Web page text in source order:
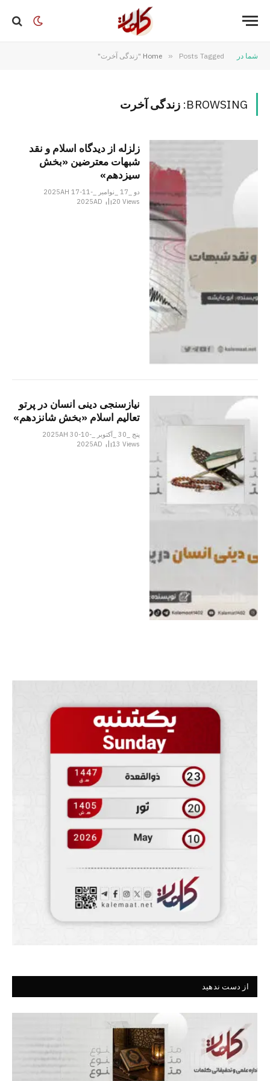
شما در Home » Posts Tagged "زندگی آخرت"
BROWSING: زندگی آخرت
زلزله از دیدگاه اسلام و نقد
شبهات معترضین «بخش
سیزدهم»
دو _17 _نوامبر _2025AH 17-11-
2025AD
20Views
نیازسنجی دینی انسان در پرتو
تعالیم اسلام «بخش شانزدهم»
پنج _30 _آکتوبر _2025AH 30-10-
2025AD
13Views
از دست ندهید